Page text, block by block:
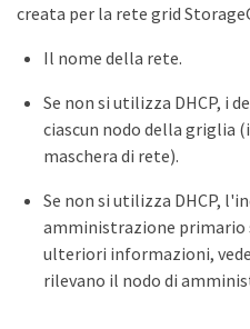
creata per la rete grid
Il nome della rete.
Se non si utilizza DHCP, i
ciascun nodo della griglia
maschera di rete).
Se non si utilizza DHCP,
amministrazione primario
ulteriori informazioni,
rilevano il nodo di